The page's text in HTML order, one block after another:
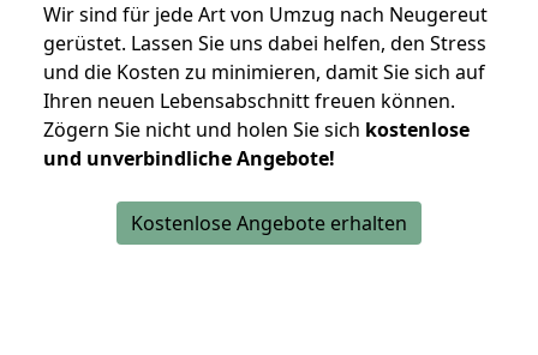
Wir sind für jede Art von Umzug nach Neugereut
gerüstet. Lassen Sie uns dabei helfen, den Stress
und die Kosten zu minimieren, damit Sie sich auf
Ihren neuen Lebensabschnitt freuen können.
Zögern Sie nicht und holen Sie sich kostenlose
und unverbindliche Angebote!
Kostenlose Angebote erhalten